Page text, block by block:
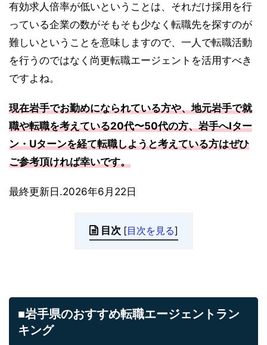
有効求人倍率が低いということは、それだけ採用を行
っている企業の数がそもそも少なく転職先を探すのが
難しいということを意味しますので、一人で転職活動
を行うのではなく尚更転職エージェントを活用すべき
ですよね。
現在岩手でお勤めになられている方や、地元岩手で就
職や転職を考えている20代〜50代の方、岩手へIター
ン・Uターンを経て転職しようと考えている方はぜひ
ご参考頂ければ幸いです。
最終更新日.2026年6月22日
目次 [目次を見る]
■岩手県のおすすめ転職エージェントラン
キング